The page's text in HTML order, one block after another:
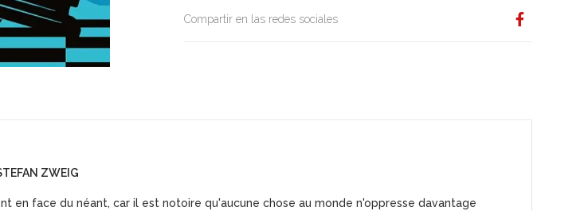
Compartir en las redes sociales
ZWEIG
en face du néant, car il est notoire qu'aucune chose au monde n'oppresse davantage